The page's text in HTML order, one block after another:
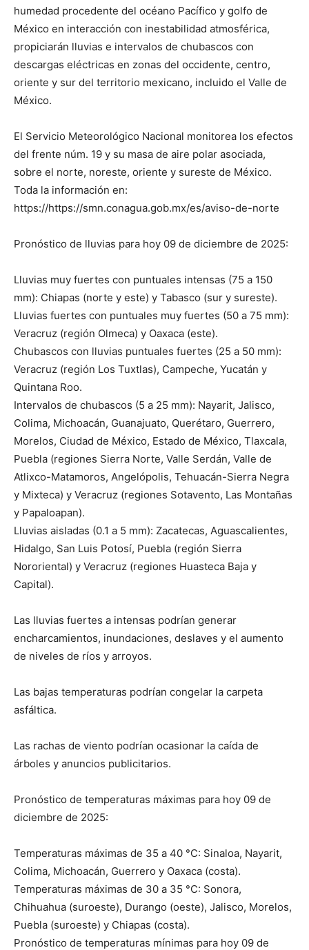
humedad procedente del océano Pacífico y golfo de
México en interacción con inestabilidad atmosférica,
propiciarán lluvias e intervalos de chubascos con
descargas eléctricas en zonas del occidente, centro,
oriente y sur del territorio mexicano, incluido el Valle de
México.
El Servicio Meteorológico Nacional monitorea los efectos
del frente núm. 19 y su masa de aire polar asociada,
sobre el norte, noreste, oriente y sureste de México.
Toda la información en:
https://https://smn.conagua.gob.mx/es/aviso-de-norte
Pronóstico de lluvias para hoy 09 de diciembre de 2025:
Lluvias muy fuertes con puntuales intensas (75 a 150
mm): Chiapas (norte y este) y Tabasco (sur y sureste).
Lluvias fuertes con puntuales muy fuertes (50 a 75 mm):
Veracruz (región Olmeca) y Oaxaca (este).
Chubascos con lluvias puntuales fuertes (25 a 50 mm):
Veracruz (región Los Tuxtlas), Campeche, Yucatán y
Quintana Roo.
Intervalos de chubascos (5 a 25 mm): Nayarit, Jalisco,
Colima, Michoacán, Guanajuato, Querétaro, Guerrero,
Morelos, Ciudad de México, Estado de México, Tlaxcala,
Puebla (regiones Sierra Norte, Valle Serdán, Valle de
Atlixco-Matamoros, Angelópolis, Tehuacán-Sierra Negra
y Mixteca) y Veracruz (regiones Sotavento, Las Montañas
y Papaloapan).
Lluvias aisladas (0.1 a 5 mm): Zacatecas, Aguascalientes,
Hidalgo, San Luis Potosí, Puebla (región Sierra
Nororiental) y Veracruz (regiones Huasteca Baja y
Capital).
Las lluvias fuertes a intensas podrían generar
encharcamientos, inundaciones, deslaves y el aumento
de niveles de ríos y arroyos.
Las bajas temperaturas podrían congelar la carpeta
asfáltica.
Las rachas de viento podrían ocasionar la caída de
árboles y anuncios publicitarios.
Pronóstico de temperaturas máximas para hoy 09 de
diciembre de 2025:
Temperaturas máximas de 35 a 40 °C: Sinaloa, Nayarit,
Colima, Michoacán, Guerrero y Oaxaca (costa).
Temperaturas máximas de 30 a 35 °C: Sonora,
Chihuahua (suroeste), Durango (oeste), Jalisco, Morelos,
Puebla (suroeste) y Chiapas (costa).
Pronóstico de temperaturas mínimas para hoy 09 de